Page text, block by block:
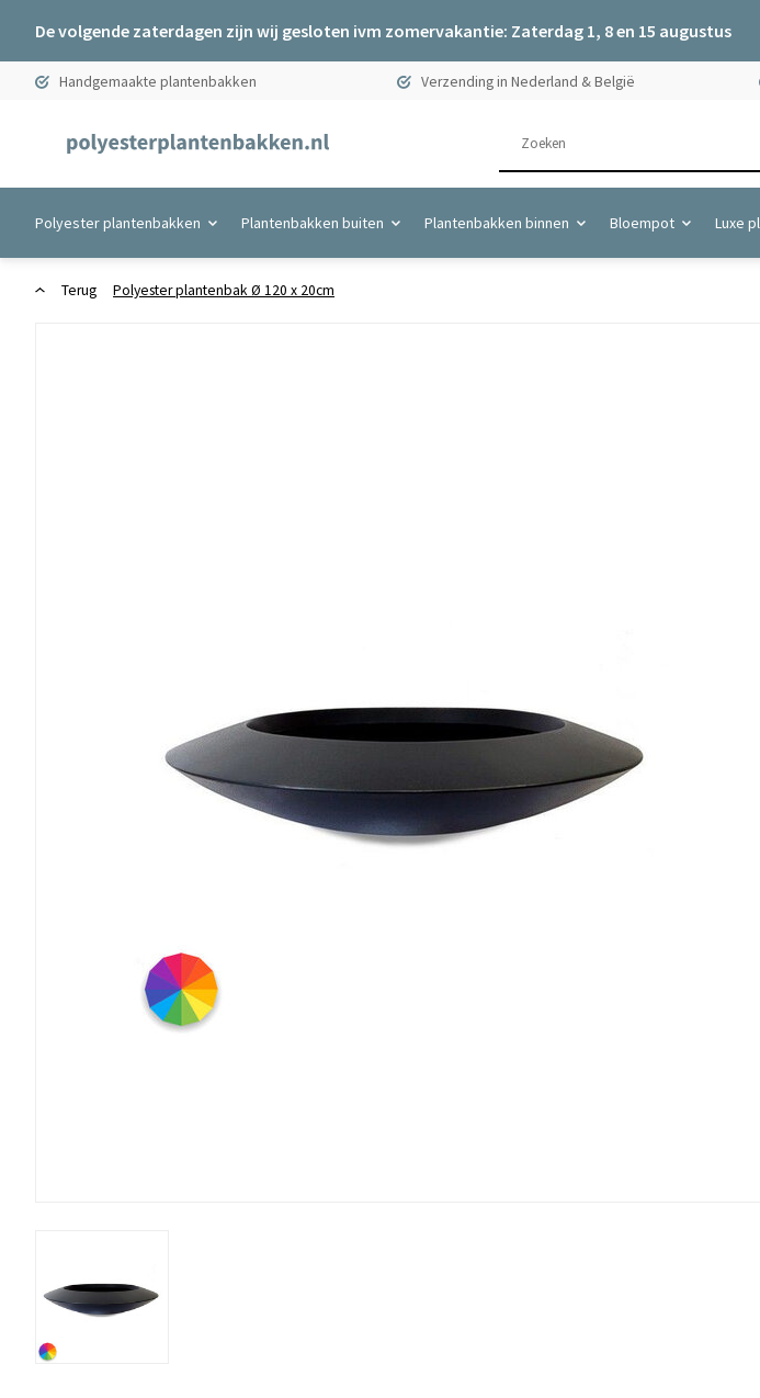
De volgende zaterdagen zijn wij gesloten ivm zomervakantie: Zaterdag 1, 8 en 15 augustus
Handgemaakte plantenbakken Verzending in Nederland & België
Polyester plantenbakken Plantenbakken buiten Plantenbakken binnen Bloempot Luxe
Terug Polyester plantenbak Ø 120 x 20cm